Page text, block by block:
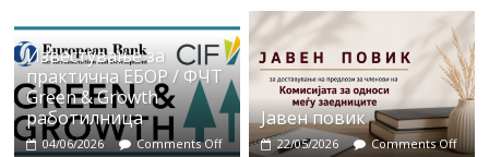
Известување за
практична ЕБОР / ФЧТ
Green & Growth
работилница
04/06/2026 Comments Off
Јавен повик
22/05/2026 Comments Off